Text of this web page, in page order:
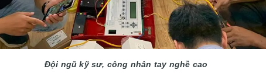
Đội ngũ kỹ sư, công nhân tay nghề cao